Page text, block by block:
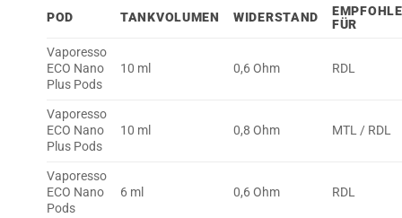
POD TANKVOLUMEN WIDERSTAND
FÜR
Vaporesso
ECO Nano
Plus Pods
10 ml 0,6 Ohm RDL
Vaporesso
ECO Nano
Plus Pods
10 ml 0,8 Ohm MTL / RDL
Vaporesso
ECO Nano
Pods
6 ml 0,6 Ohm RDL